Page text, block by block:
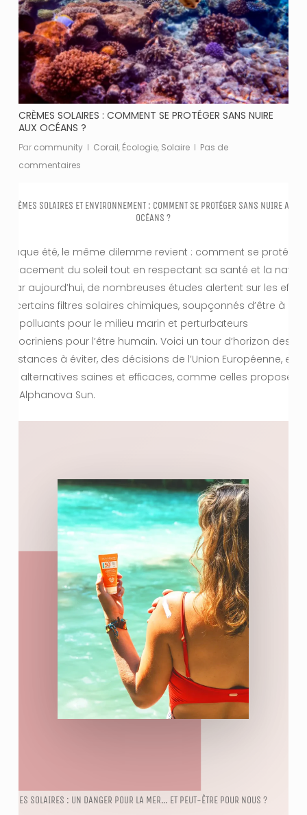
CRÈMES SOLAIRES : COMMENT SE PROTÉGER SANS NUIRE
AUX OCÉANS ?
Par community Corail, Écologie, Solaire
Pas de
commentaires
CRÈMES SOLAIRES ET ENVIRONNEMENT : COMMENT SE PROTÉGER SANS NUIRE AUX
OCÉANS ?
été, le même dilemme revient : comment se protéger
du soleil tout en respectant sa santé et la nature
Car aujourd’hui, de nombreuses études alertent sur les effets
certains filtres solaires chimiques, soupçonnés d’être à la
polluants pour le milieu marin et perturbateurs
pour l’être humain. Voici un tour d’horizon des
à éviter, des décisions de l’Union Européenne, et
alternatives saines et efficaces, comme celles proposées
Alphanova Sun.
SOLAIRES : UN DANGER POUR LA MER… ET PEUT-ÊTRE POUR NOUS ?